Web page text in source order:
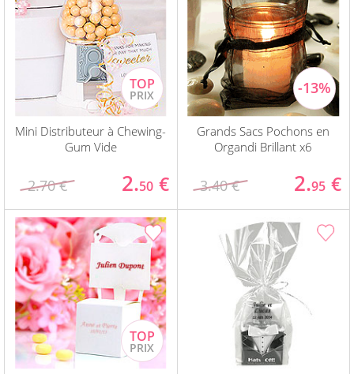
Mini Distributeur à Chewing-
Gum Vide
2.70 € 2.50 €
Grands Sacs Pochons en
Organdi Brillant x6
3.40 € 2.95 €